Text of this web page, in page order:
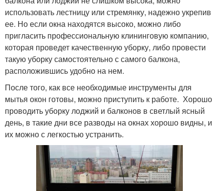
использовать лестницу или стремянку, надежно укрепив
ее. Но если окна находятся высоко, можно либо
пригласить профессиональную клининговую компанию,
которая проведет качественную уборку, либо провести
такую уборку самостоятельно с самого балкона,
расположившись удобно на нем.
После того, как все необходимые инструменты для
мытья окон готовы, можно приступить к работе. Хорошо
проводить уборку лоджий и балконов в светлый ясный
день, в такие дни все разводы на окнах хорошо видны, и
их можно с легкостью устранить.